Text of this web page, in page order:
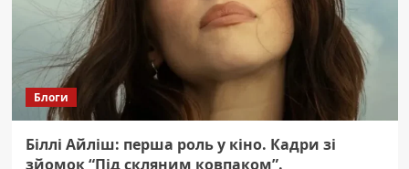
Блоги
Біллі Айліш: перша роль у кіно. Кадри зі
зйомок “Під скляним ковпаком”.